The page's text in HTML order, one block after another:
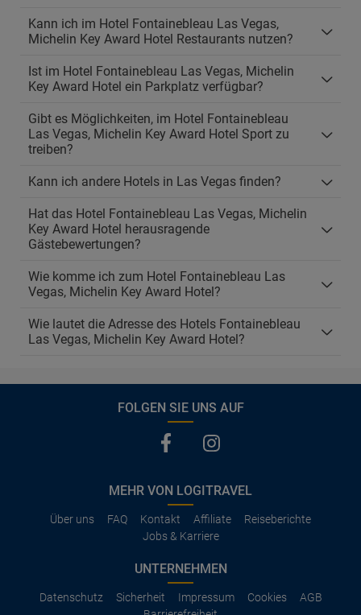
Kann ich im Hotel Fontainebleau Las Vegas,
Michelin Key Award Hotel Restaurants nutzen?
Ist im Hotel Fontainebleau Las Vegas, Michelin
Key Award Hotel ein Parkplatz verfügbar?
Gibt es Möglichkeiten, im Hotel Fontainebleau
Las Vegas, Michelin Key Award Hotel Sport zu
treiben?
Kann ich andere Hotels in Las Vegas finden?
Hat das Hotel Fontainebleau Las Vegas, Michelin
Key Award Hotel herausragende
Gästebewertungen?
Wie komme ich zum Hotel Fontainebleau Las
Vegas, Michelin Key Award Hotel?
Wie lautet die Adresse des Hotels Fontainebleau
Las Vegas, Michelin Key Award Hotel?
FOLGEN SIE UNS AUF
MEHR VON LOGITRAVEL
Über uns FAQ Kontakt Affiliate
Reiseberichte
Jobs & Karriere
UNTERNEHMEN
Datenschutz Sicherheit Impressum Cookies
AGB